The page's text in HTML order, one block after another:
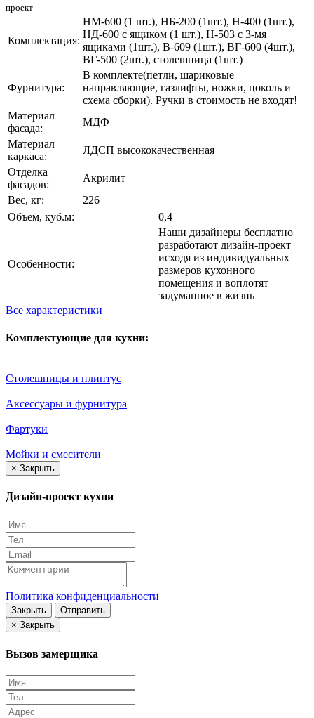
проект
Комплектация:
НМ-600 (1 шт.), НБ-200 (1шт.), Н-400 (1шт.),
НД-600 с ящиком (1 шт.), Н-503 с 3-мя
ящиками (1шт.), В-609 (1шт.), ВГ-600 (4шт.),
ВГ-500 (2шт.), столешница (1шт.)
Фурнитура:
В комплекте(петли, шариковые
направляющие, газлифты, ножки, цоколь и
схема сборки). Ручки в стоимость не входят!
Материал
фасада:
МДФ
Материал
каркаса:
ЛДСП высококачественная
Отделка
фасадов:
Акрилит
Вес, кг:
226
Объем, куб.м:
0,4
Особенности:
Наши дизайнеры бесплатно
разработают дизайн-проект
исходя из индивидуальных
размеров кухонного
помещения и воплотят
задуманное в жизнь
Все характеристики
Комплектующие для кухни:
Столешницы и плинтус
Аксессуары и фурнитура
Фартуки
Мойки и смесители
× Закрыть
Дизайн-проект кухни
Политика конфиденциальности
Закрыть
Отправить
× Закрыть
Вызов замерщика